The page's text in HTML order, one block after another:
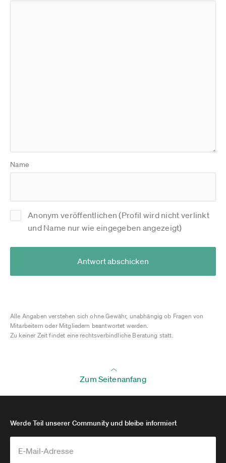
Name
Anonym veröffentlichen (Profil wird nicht verlinkt
und Name nur wie eingegeben angezeigt)
Antwort abschicken
Alle Angaben verstehen sich ohne Gewähr, unabhängig ob Fragen von
Mitarbeitern oder Mitgliedern beantwortet werden.
Zu keiner Zeit findet eine rechtsverbindliche Beratung statt.
Zum Seitenanfang
Werde Teil unserer Community und bleibe informiert